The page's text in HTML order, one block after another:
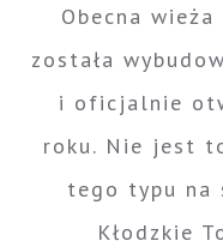
Obecna
została
i oficjalnie
roku. Nie jest
tego typu na
Kłodzkie